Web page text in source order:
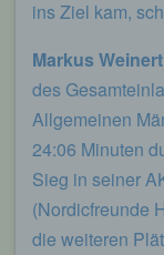
ins Ziel kam,
Markus Weinert
des
Allgemeinen
24:06 Minuten
Sieg in seiner
(Nordicfreunde
die weiteren
Göttweiger
94032 Passau
Deutschland
E-Mail:
Cookies /